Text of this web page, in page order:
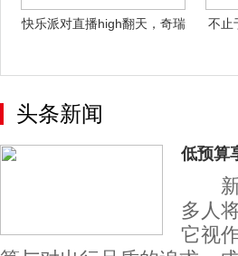
快乐派对直播high翻天，奇瑞
不止
头条新闻
低预算
新
多人
它视